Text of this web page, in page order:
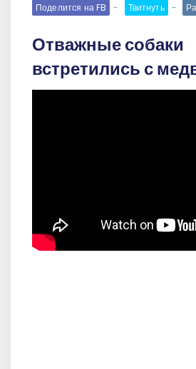
Поделится на FB
Твитнуть
Отважные собаки
встретились с